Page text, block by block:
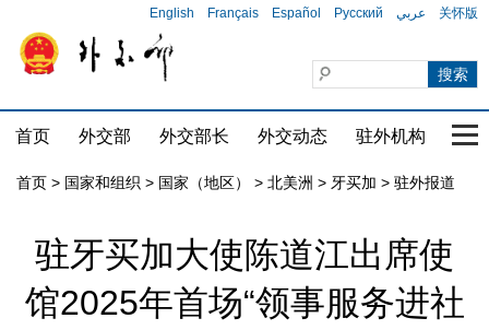
English Français Español Русский عربي 关怀版
首页 外交部 外交部长 外交动态 驻外机构 国
首页 > 国家和组织 > 国家（地区） > 北美洲 > 牙买加 > 驻外报道
驻牙买加大使陈道江出席使
馆2025年首场“领事服务进社